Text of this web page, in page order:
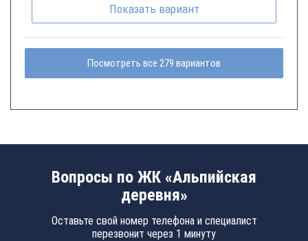
Показать вариант
Посмотреть все 279 вариантов
Вопросы по ЖК «Альпийская
деревня»
Оставьте свой номер телефона и специалист
перезвонит через 1 минуту